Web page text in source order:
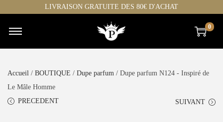
LIVRAISON GRATUITE DES 80€ D'ACHAT
0
Accueil / BOUTIQUE / Dupe parfum / Dupe parfum N124 - Inspiré de
Le Mâle Homme
PRECEDENT
SUIVANT